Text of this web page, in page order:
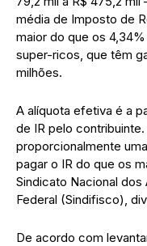
média de Imposto de
maior do que os
super-ricos, que têm
milhões.
A alíquota efetiva é a
de IR pelo
proporcionalmente
pagar o IR do que os
Sindicato Nacional
Federal (Sindifisco),
De acordo com